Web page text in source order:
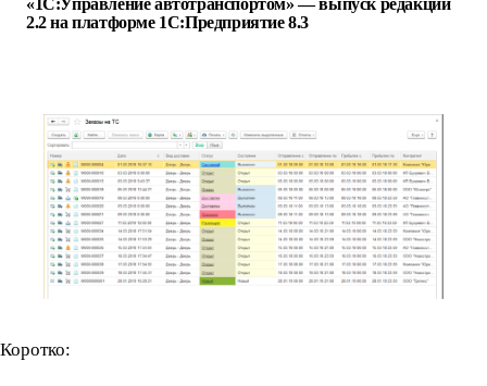
2.2 на платформе 1С:Предприятие 8.3
Коротко: